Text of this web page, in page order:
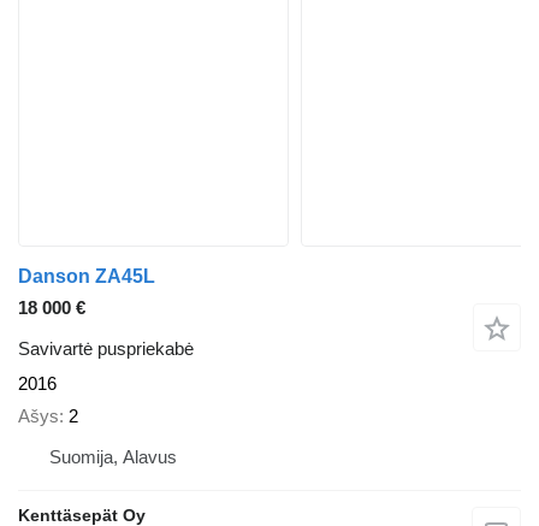
Danson ZA45L
18 000 €
Savivartė puspriekabė
2016
Ašys 2
Suomija, Alavus
Kenttäsepät Oy